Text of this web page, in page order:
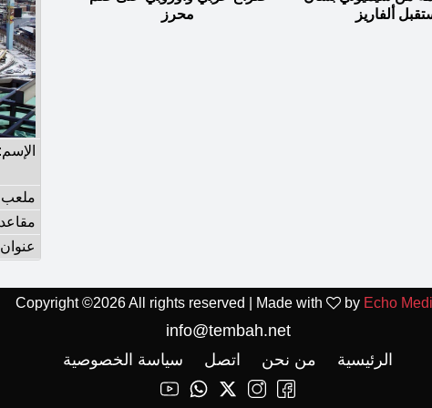
ألفاريز
محرز
الإسم:
ملعب
Copyright ©2026 All rights reserved | Made with by Echo
info@tembah.net
الرئيسية
من نحن اتصل سياسة الخصوصية